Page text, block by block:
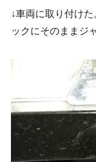
↓車両に取り付け
ックにそのままジ